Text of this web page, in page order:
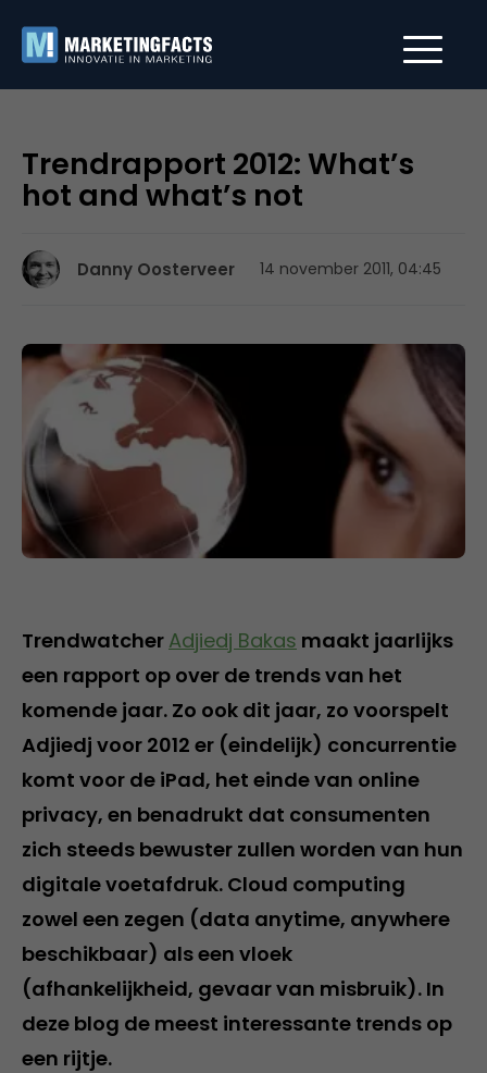
Trendrapport 2012: What’s
hot and what’s not
Danny Oosterveer 14 november 2011, 04:45
Trendwatcher Adjiedj Bakas maakt jaarlijks
een rapport op over de trends van het
komende jaar. Zo ook dit jaar, zo voorspelt
Adjiedj voor 2012 er (eindelijk) concurrentie
komt voor de iPad, het einde van online
privacy, en benadrukt dat consumenten
zich steeds bewuster zullen worden van hun
digitale voetafdruk. Cloud computing
zowel een zegen (data anytime, anywhere
beschikbaar) als een vloek
(afhankelijkheid, gevaar van misbruik). In
deze blog de meest interessante trends op
een rijtje.